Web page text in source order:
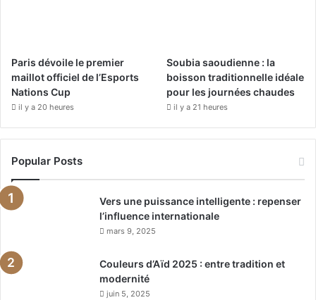
Paris dévoile le premier
maillot officiel de l’Esports
Nations Cup
il y a 20 heures
Soubia saoudienne : la
boisson traditionnelle idéale
pour les journées chaudes
il y a 21 heures
Popular Posts
Vers une puissance intelligente : repenser
l’influence internationale
mars 9, 2025
Couleurs d’Aïd 2025 : entre tradition et
modernité
juin 5, 2025